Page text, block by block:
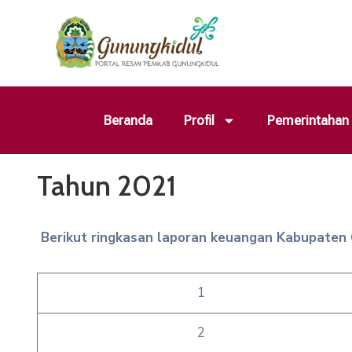
Beranda Profil Pemerintahan
Tahun 2021
Berikut ringkasan laporan keuangan
1
2